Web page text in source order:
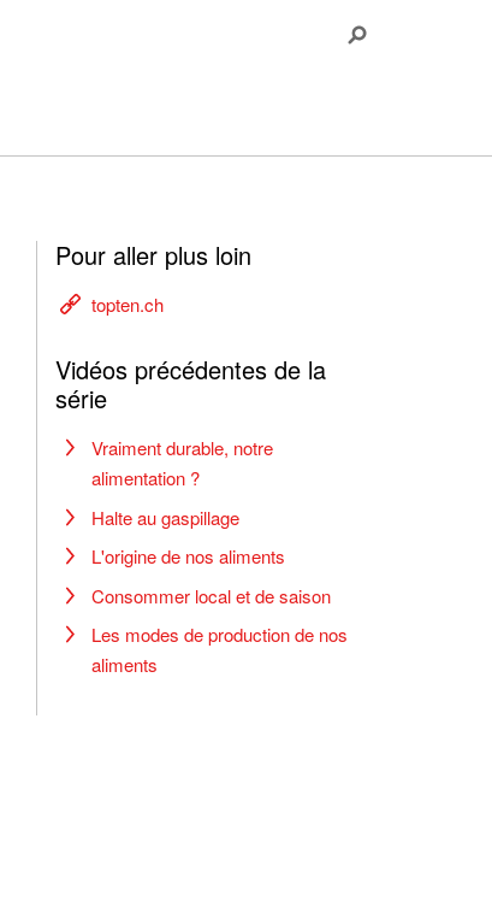
Pour aller plus loin
topten.ch
Vidéos précédentes de la
série
Vraiment durable, notre
alimentation ?
Halte au gaspillage
L'origine de nos aliments
Consommer local et de saison
Les modes de production de nos
aliments